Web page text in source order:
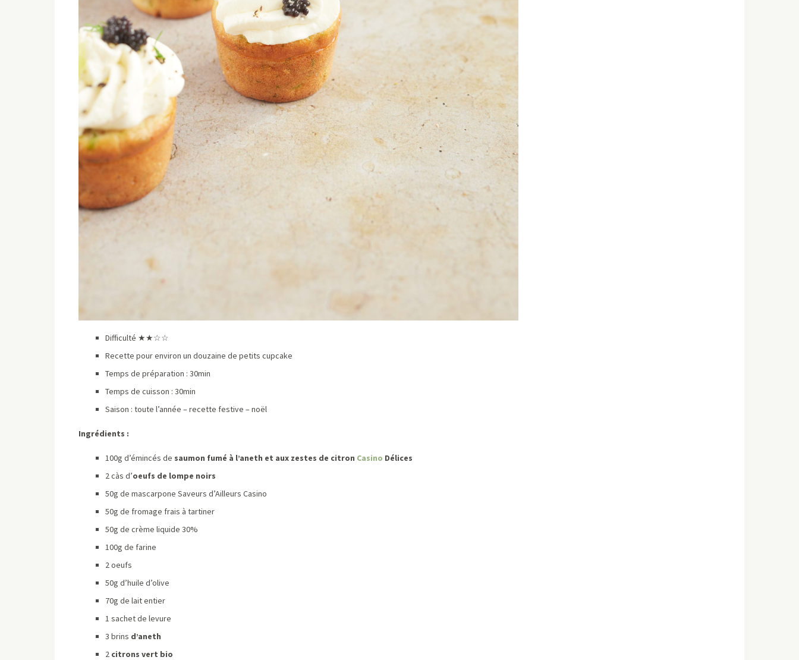
Difficulté ★★☆☆
Recette pour environ un douzaine de petits cupcake
Temps de préparation : 30min
Temps de cuisson : 30min
Saison : toute l’année – recette festive – noël
Ingrédients :
100g d’émincés de saumon fumé à l’aneth et aux zestes de citron Casino Délices
2 càs d’oeufs de lompe noirs
50g de mascarpone Saveurs d’Ailleurs Casino
50g de fromage frais à tartiner
50g de crème liquide 30%
100g de farine
2 oeufs
50g d’huile d’olive
70g de lait entier
1 sachet de levure
3 brins d’aneth
2 citrons vert bio